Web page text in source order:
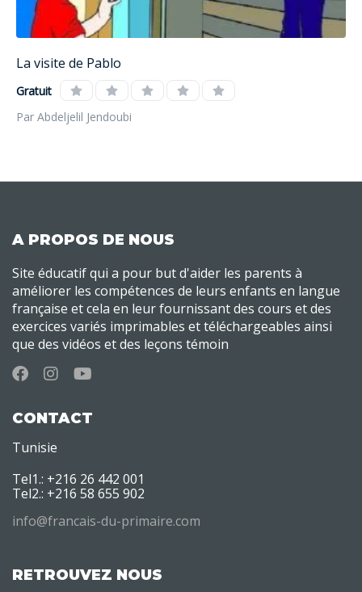
La visite de Pablo
Gratuit
Par Abdeljelil Jendoubi
A PROPOS DE NOUS
Site éducatif qui a pour but d'aider les parents à
améliorer les compétences de leurs enfants en langue
française et cela en leur fournissant des cours et des
exercices variés imprimables et téléchargeables ainsi
que des vidéos et des leçons témoin
CONTACT
Tunisie
Tel1.: +216 26 442 001
Tel2.: +216 58 655 902
info@francais-du-primaire.com
RETROUVEZ NOUS